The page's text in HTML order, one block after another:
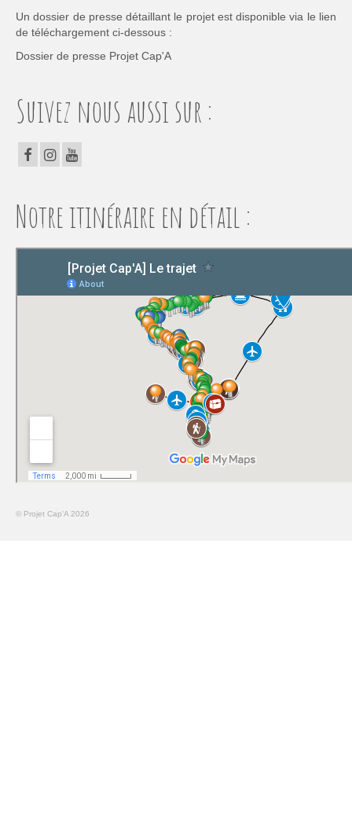
Un dossier de presse détaillant le projet est disponible via le lien
de téléchargement ci-dessous :
Dossier de presse Projet Cap'A
Suivez nous aussi sur :
Notre itinéraire en détail :
© Projet Cap'A 2026